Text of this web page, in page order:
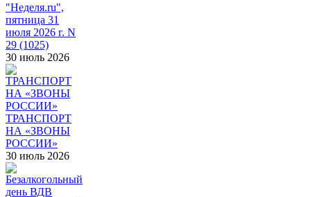
"Неделя.ru",
пятница 31
июля 2026 г. N
29 (1025)
30 июль 2026
ТРАНСПОРТ
НА «ЗВОНЫ
РОССИИ»
30 июль 2026